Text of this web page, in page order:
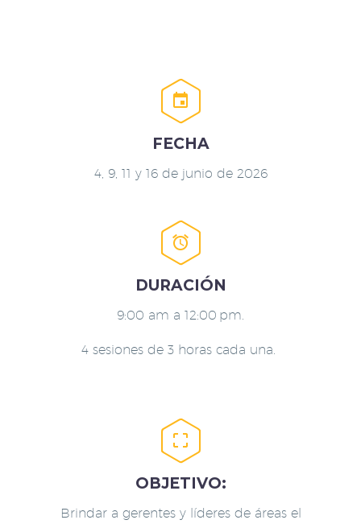


FECHA
4, 9, 11 y 16 de junio de 2026


DURACIÓN
9:00 am a 12:00 pm.
4 sesiones de 3 horas cada una.


OBJETIVO:
Brindar a gerentes y líderes de áreas el